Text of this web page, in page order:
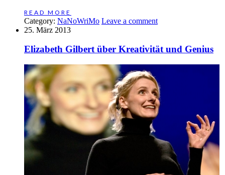
READ MORE
Category: NaNoWriMo Leave a comment
25. März 2013
Elizabeth Gilbert über Kreativität und Genius